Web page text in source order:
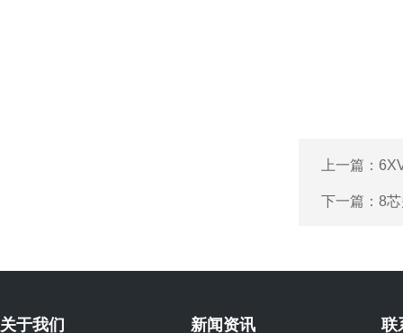
上一篇：
下一篇： 8
关于我们 新闻资讯 联